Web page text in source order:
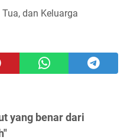
dan Keluarga
yang benar dari